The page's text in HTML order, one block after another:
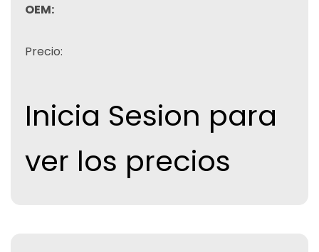
OEM:
Precio:
Inicia Sesion para
ver los precios